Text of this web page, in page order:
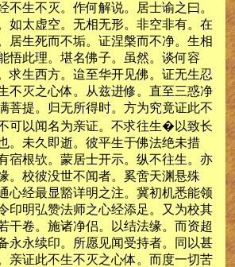
不生不灭。作何解说。居士谕之曰。
如太虚空。无相无形。非空非有。在
居生死而不垢。证涅槃而不净。生相
悟此理。堪名佛子。虽然。谈何容
求生西方。迨至华开见佛。证无生忍
不灭之心体。从兹进修。直至三惑净
菩提。归无所得时。方为究竟证此不
可以闻名为亲证。不求往生�以致长
。未久即逝。彼平生于佛法绝未措
宿根欤。蒙居士开示。纵不往生。亦
。校彼没世不闻者。奚啻天渊悬殊
心经最显豁详明之注。冀初机悉能领
印明弘赞法师之心经添足。又为校其
干卷。施诸净侣。以结法缘。而资超
永永续印。所愿见闻受持者。同以甚
亲证此不生不灭之心体。而度一切苦